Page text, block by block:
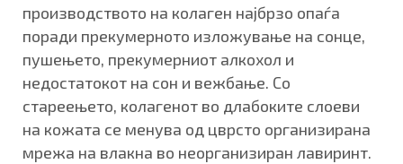
производството на колаген најбрзо опаѓа
поради прекумерното изложување на сонце,
пушењето, прекумерниот алкохол и
недостатокот на сон и вежбање. Со
стареењето, колагенот во длабоките слоеви
на кожата се менува од цврсто организирана
мрежа на влакна во неорганизиран лавиринт.